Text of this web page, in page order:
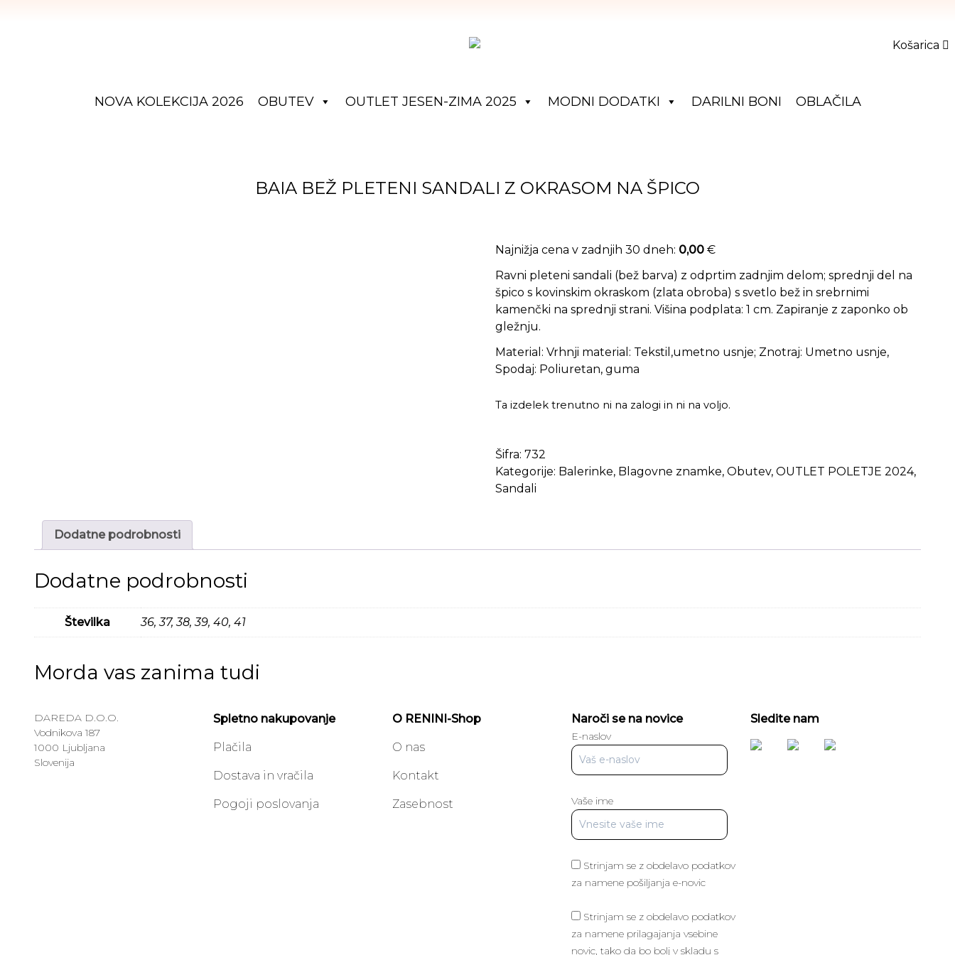
Košarica
NOVA KOLEKCIJA 2026 OBUTEV OUTLET JESEN-ZIMA 2025 MODNI DODATKI DARILNI BONI OBLAČILA
BAIA BEŽ PLETENI SANDALI Z OKRASOM NA ŠPICO
Najnižja cena v zadnjih 30 dneh: 0,00 €
Ravni pleteni sandali (bež barva) z odprtim zadnjim delom; sprednji del na
špico s kovinskim okraskom (zlata obroba) s svetlo bež in srebrnimi
kamenčki na sprednji strani. Višina podplata: 1 cm. Zapiranje z zaponko ob
gležnju.
Material: Vrhnji material: Tekstil,umetno usnje; Znotraj: Umetno usnje,
Spodaj: Poliuretan, guma
Ta izdelek trenutno ni na zalogi in ni na voljo.
Šifra: 732
Kategorije: Balerinke, Blagovne znamke, Obutev, OUTLET POLETJE 2024,
Sandali
Dodatne podrobnosti
Dodatne podrobnosti
Številka 36, 37, 38, 39, 40, 41
Morda vas zanima tudi
DAREDA D.O.O.
Vodnikova 187
1000 Ljubljana
Slovenija
Spletno nakupovanje
Plačila
Dostava in vračila
Pogoji poslovanja
O RENINI-Shop
O nas
Kontakt
Zasebnost
Naroči se na novice
E-naslov
Vaše ime
Strinjam se z obdelavo podatkov
za namene pošiljanja e-novic
Strinjam se z obdelavo podatkov
za namene prilagajanja vsebine
novic, tako da bo bolj v skladu s
Sledite nam